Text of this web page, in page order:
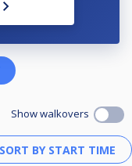
Show walkovers